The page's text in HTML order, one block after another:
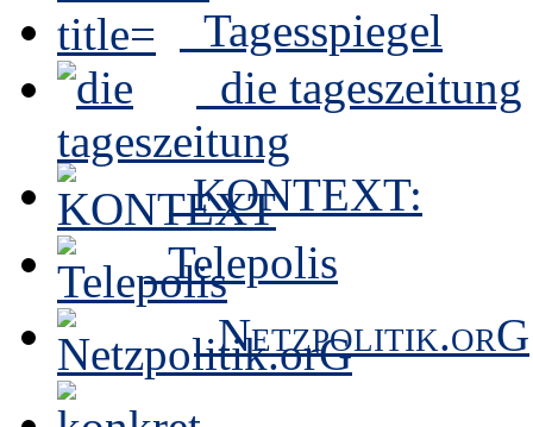
Tagesspiegel
die tageszeitung
KONTEXT:
Telepolis
Netzpolitik.orG